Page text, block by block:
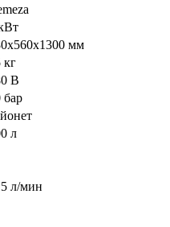
мм
кг
В
бар
л
л/мин